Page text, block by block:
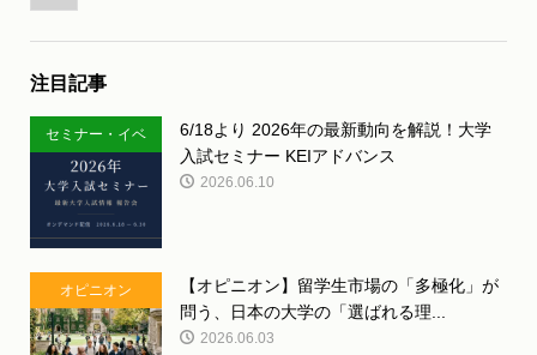
注目記事
セミナー・イベ
ント
6/18より 2026年の最新動向を解説！大学
入試セミナー KEIアドバンス
2026.06.10
オピニオン
【オピニオン】留学生市場の「多極化」が
問う、日本の大学の「選ばれる理...
2026.06.03